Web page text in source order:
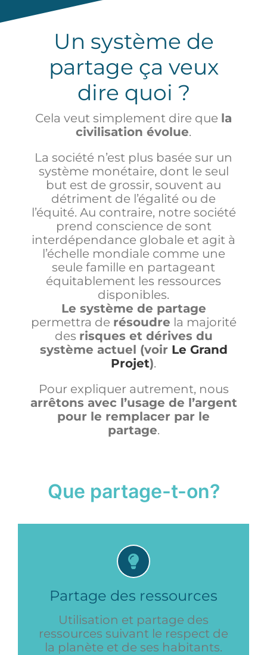
Un système de
partage ça veux
dire quoi ?
Cela veut simplement dire que la
civilisation évolue.
La société n’est plus basée sur un
système monétaire, dont le seul
but est de grossir, souvent au
détriment de l’égalité ou de
l’équité. Au contraire, notre société
prend conscience de sont
interdépendance globale et agit à
l’échelle mondiale comme une
seule famille en partageant
équitablement les ressources
disponibles.
Le système de partage
permettra de résoudre la majorité
des risques et dérives du
système actuel (voir Le Grand
Projet).
Pour expliquer autrement, nous
arrêtons avec l’usage de l’argent
pour le remplacer par le
partage.
Que partage-t-on?
Partage des ressources
Utilisation et partage des
ressources suivant le respect de
la planète et de ses habitants.